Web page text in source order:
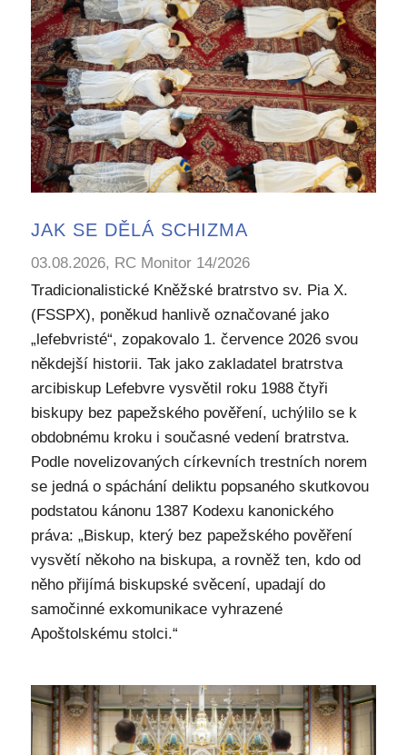
JAK SE DĚLÁ SCHIZMA
03.08.2026, RC Monitor 14/2026
Tradicionalistické Kněžské bratrstvo sv. Pia X.
(FSSPX), poněkud hanlivě označované jako
„lefebvristé“, zopakovalo 1. července 2026 svou
někdejší historii. Tak jako zakladatel bratrstva
arcibiskup Lefebvre vysvětil roku 1988 čtyři
biskupy bez papežského pověření, uchýlilo se k
obdobnému kroku i současné vedení bratrstva.
Podle novelizovaných církevních trestních norem
se jedná o spáchání deliktu popsaného skutkovou
podstatou kánonu 1387 Kodexu kanonického
práva: „Biskup, který bez papežského pověření
vysvětí někoho na biskupa, a rovněž ten, kdo od
něho přijímá biskupské svěcení, upadají do
samočinné exkomunikace vyhrazené
Apoštolskému stolci.“